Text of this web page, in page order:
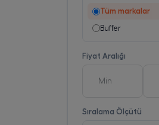
Tüm markalar
Buffer
Fiyat Aralığı
Sıralama Ölçütü